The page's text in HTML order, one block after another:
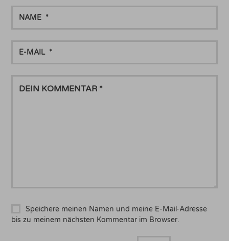
MAIL
KOMMENTAR
Speichere meinen Namen und meine E-Mail-Adresse
bis zu meinem nächsten Kommentar im Browser.